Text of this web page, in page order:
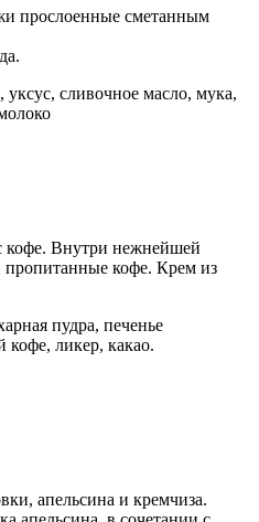
прослоенные сметанным
уксус, сливочное масло, мука,
кофе. Внутри нежнейшей
пропитанные кофе. Крем из
пудра, печенье
кофе, ликер, какао.
апельсина и кремчиза.